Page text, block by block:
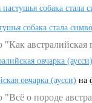
пастушья собака
собака стала
овчарка (аусси)
овчарка (аусси) на
о породе